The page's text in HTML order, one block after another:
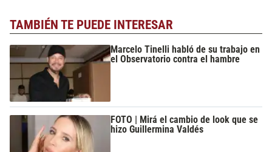
TAMBIÉN TE PUEDE INTERESAR
Marcelo Tinelli habló de su trabajo en
el Observatorio contra el hambre
FOTO | Mirá el cambio de look que se
hizo Guillermina Valdés